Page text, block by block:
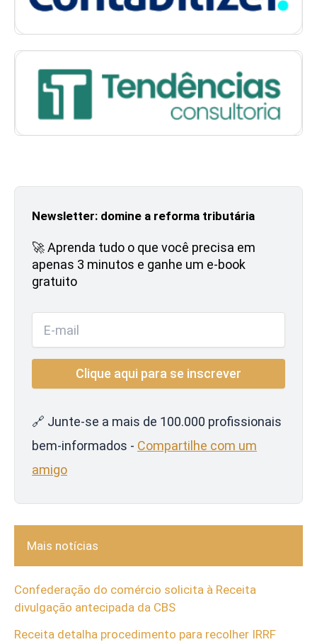
Newsletter: domine a reforma tributária
🚀 Aprenda tudo o que você precisa em
apenas 3 minutos e ganhe um e-book
gratuito
🔗 Junte-se a mais de 100.000 profissionais
bem-informados - Compartilhe com um
amigo
Mais notícias
Confederação do comércio solicita à Receita
divulgação antecipada da CBS
Receita detalha procedimento para recolher IRRF